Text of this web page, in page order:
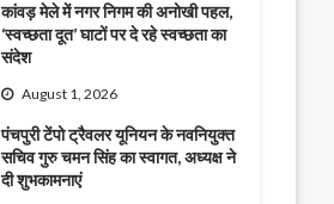
कांवड़ मेले में नगर निगम की अनोखी पहल,
‘स्वच्छता दूत’ घाटों पर दे रहे स्वच्छता का
संदेश
August 1, 2026
पंचपुरी टेंपो ट्रैवलर यूनियन के नवनियुक्त
सचिव गुरु चमन सिंह का स्वागत, अध्यक्ष ने
दी शुभकामनाएं